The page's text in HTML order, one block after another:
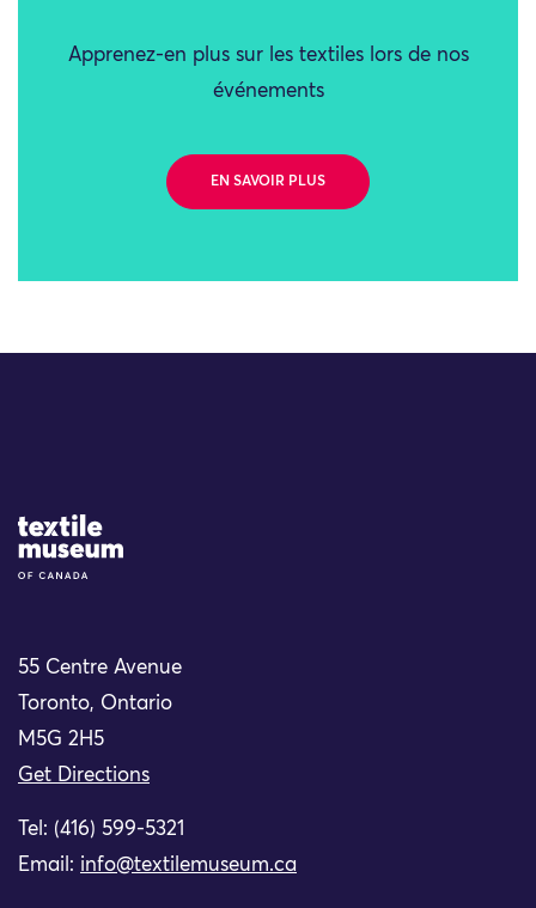
Apprenez-en plus sur les textiles lors de nos
événements
EN SAVOIR PLUS
Site Logo
55 Centre Avenue
Toronto, Ontario
M5G 2H5
Get Directions
Tel: (416) 599-5321
Email: info@textilemuseum.ca